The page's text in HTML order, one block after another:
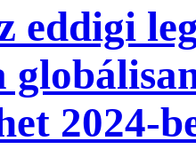
eddigi
2024-